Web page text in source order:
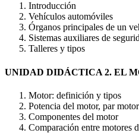
Introducción
Vehículos automóviles
Órganos principales de un
Sistemas auxiliares de
Talleres y tipos
UNIDAD DIDÁCTICA 2. EL
Motor: definición y tipos
Potencia del motor, par
Componentes del motor
Comparación entre motores